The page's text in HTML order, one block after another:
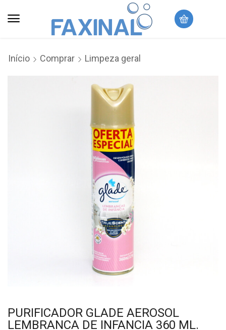
Início Comprar Limpeza geral
PURIFICADOR GLADE AEROSOL
LEMBRANCA DE INFANCIA 360 ML.